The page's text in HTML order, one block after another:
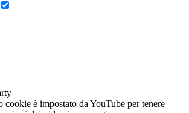
cookie è impostato da YouTube per tenere